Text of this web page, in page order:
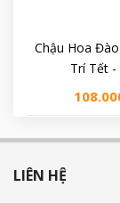
Chậu Hoa
Trí Tết -
LIÊN HỆ